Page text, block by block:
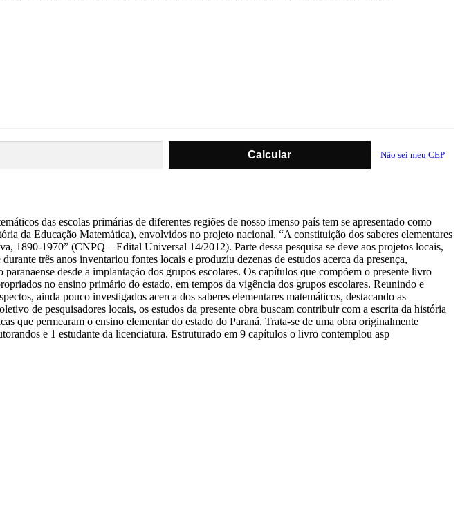
Não sei meu CEP
das escolas primárias de diferentes regiões de nosso imenso país tem se apresentado como
da Educação Matemática), envolvidos no projeto nacional, “A constituição dos saberes elementares
1890-1970” (CNPQ – Edital Universal 14/2012). Parte dessa pesquisa se deve aos projetos locais,
três anos inventariou fontes locais e produziu dezenas de estudos acerca da presença,
desde a implantação dos grupos escolares. Os capítulos que compõem o presente livro
no ensino primário do estado, em tempos da vigência dos grupos escolares. Reunindo e
ainda pouco investigados acerca dos saberes elementares matemáticos, destacando as
de pesquisadores locais, os estudos da presente obra buscam contribuir com a escrita da história
que permearam o ensino elementar do estado do Paraná. Trata-se de uma obra originalmente
e 1 estudante da licenciatura. Estruturado em 9 capítulos o livro contemplou asp